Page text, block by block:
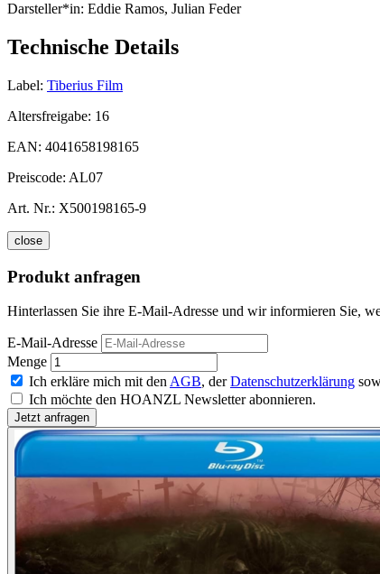
Darsteller*in: Eddie Ramos, Julian Feder
Technische Details
Label: Tiberius Film
Altersfreigabe: 16
EAN: 4041658198165
Preiscode: AL07
Art. Nr.: X500198165-9
close
Produkt anfragen
Hinterlassen Sie ihre E-Mail-Adresse und wir informieren Sie,
E-Mail-Adresse
Menge
Ich erkläre mich mit den AGB, derDatenschutzerklärung
Ich möchte den HOANZL Newsletter abonnieren.